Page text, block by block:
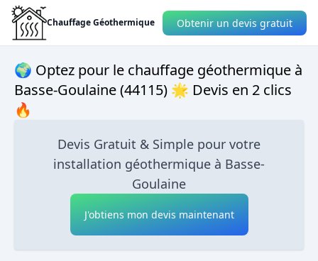
Chauffage Géothermique Obtenir un devis gratuit
🌍 Optez pour le chauffage géothermique à
Basse-Goulaine (44115) 🌟 Devis en 2 clics
🔥
Devis Gratuit & Simple pour votre
installation géothermique à Basse-
Goulaine
J'obtiens mon devis maintenant